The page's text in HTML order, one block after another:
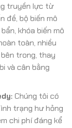
truyền lực từ
đề, bộ biến mô
khóa biến mô
toàn, nhiều
trong, thay
và cân bằng
Chúng tôi có
trạng hư hỏng
chi phí đáng kể